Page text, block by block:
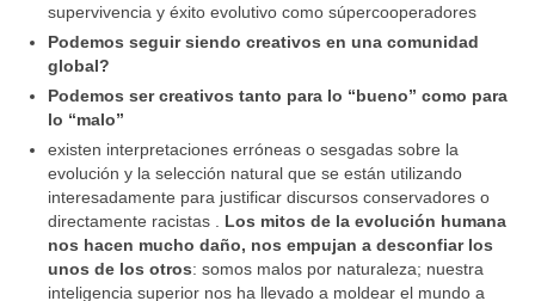
supervivencia y éxito evolutivo como súpercooperadores
Podemos seguir siendo creativos en una comunidad
global?
Podemos ser creativos tanto para lo “bueno” como para
lo “malo”
existen interpretaciones erróneas o sesgadas sobre la
evolución y la selección natural que se están utilizando
interesadamente para justificar discursos conservadores o
directamente racistas . Los mitos de la evolución humana
nos hacen mucho daño, nos empujan a desconfiar los
unos de los otros: somos malos por naturaleza; nuestra
inteligencia superior nos ha llevado a moldear el mundo a